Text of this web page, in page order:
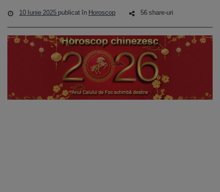
10 Iunie 2025 publicat în Horoscop 56 share-uri